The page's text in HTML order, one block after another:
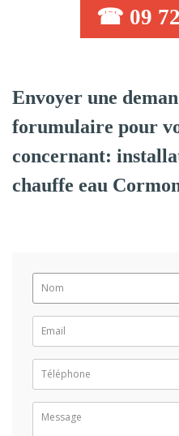
☎ 09 72
Envoyer une
forumulaire pour
concernant:
chauffe eau